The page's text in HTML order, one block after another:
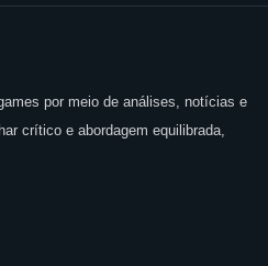
por meio de análises, notícias e
crítico e abordagem equilibrada,